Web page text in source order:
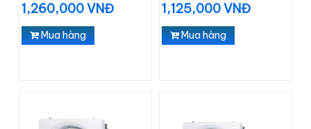
1,260,000 VNĐ
Mua hàng
1,125,000 VNĐ
Mua hàng